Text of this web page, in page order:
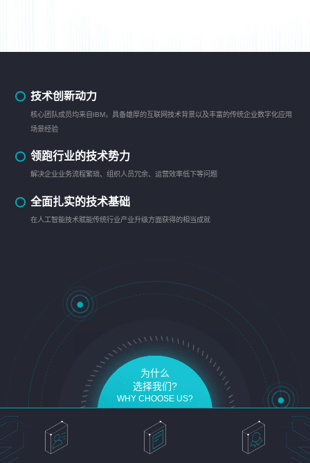
技术创新动力
核心团队成员均来自IBM，具备雄厚的互联网技术背景以及丰富的传统企业数字化应用
场景经验
领跑行业的技术势力
解决企业业务流程繁琐、组织人员冗余、运营效率低下等问题
全面扎实的技术基础
在人工智能技术赋能传统行业产业升级方面获得的相当成就
为什么
选择我们?
WHY CHOOSE US?